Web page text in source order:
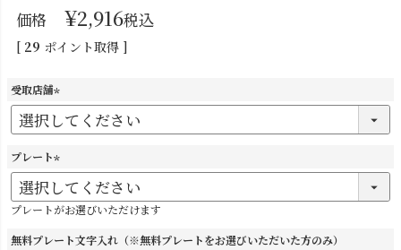
価格 ¥2,916税込
[ 29 ポイント取得 ]
受取店舗
(
必
)
プレート
(
必
須
プレートがお選びいただけます
無料プレート文字入れ（※無料プレートをお選びいただいた方のみ）